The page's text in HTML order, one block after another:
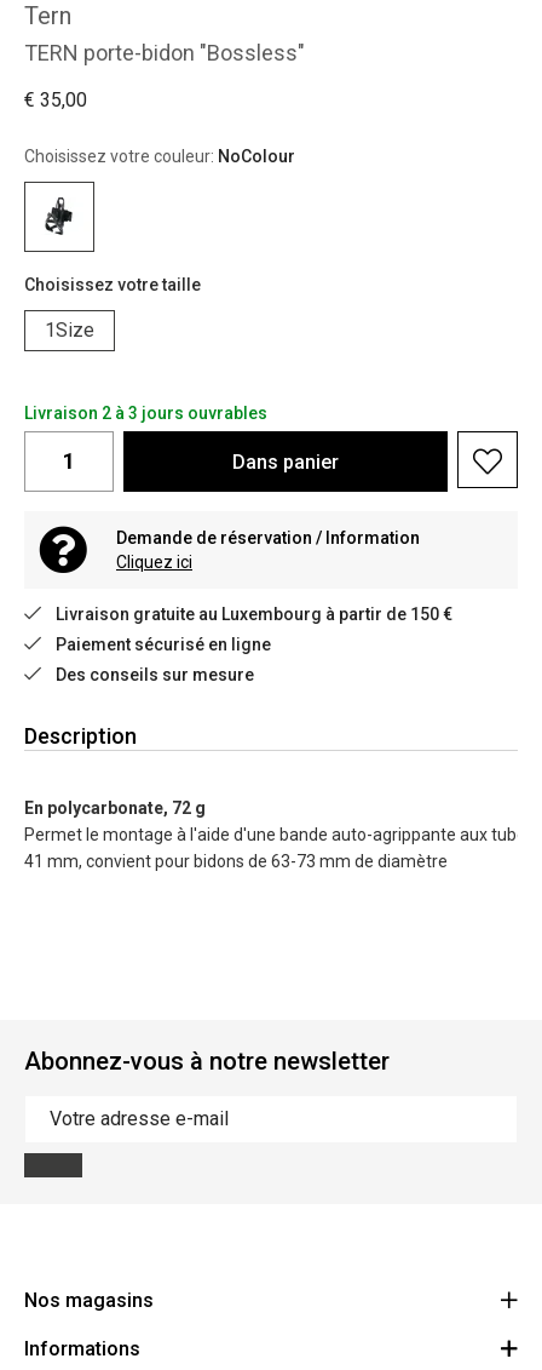
Tern
TERN porte-bidon "Bossless"
€ 35,00
Choisissez votre couleur: NoColour
Choisissez votre taille
1Size
Livraison 2 à 3 jours ouvrables
Dans panier
Demande de réservation / Information
Cliquez ici
Livraison gratuite au Luxembourg à partir de 150 €
Paiement sécurisé en ligne
Des conseils sur mesure
Description
En polycarbonate, 72 g
Permet le montage à l'aide d'une bande auto-agrippante aux
41 mm, convient pour bidons de 63-73 mm de diamètre
Abonnez-vous à notre newsletter
Nos magasins
Cycles Arnold Kontz Gare / Bonnevoie
Informations